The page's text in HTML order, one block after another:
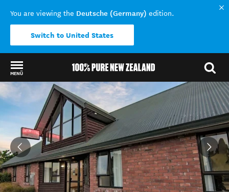
You are viewing the Deutsche (Germany) edition.
Switch to United States
MENÜ
Back to my results